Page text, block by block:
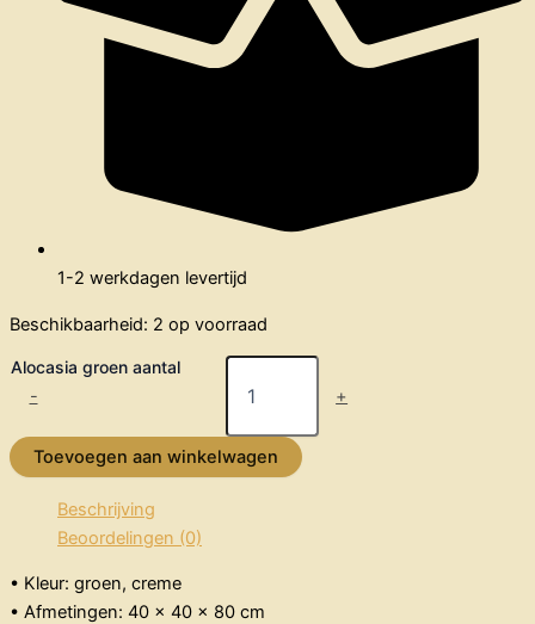
1-2 werkdagen levertijd
Beschikbaarheid: 2 op voorraad
-
Alocasia groen aantal
+
Toevoegen aan winkelwagen
Beschrijving
Beoordelingen (0)
• Kleur: groen, creme
• Afmetingen: 40 x 40 x 80 cm